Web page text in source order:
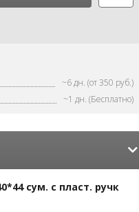
~6 дн. (от 350 руб.)
~1 дн. (Бесплатно)
сум. с пласт. ручк